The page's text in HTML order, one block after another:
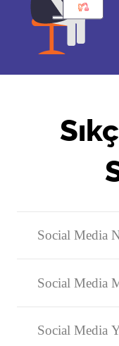
Social Media
Social Media
Social Media